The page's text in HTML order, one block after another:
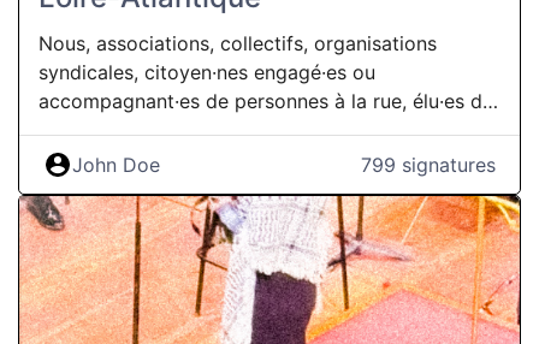
Nous, associations, collectifs, organisations
syndicales, citoyen·nes engagé·es ou
accompagnant·es de personnes à la rue, élu·es de
Loire-Atlantique, demandons à Monsieur Fabrice
Rigoulet-Roze, Préfet de Loire-Atlantique, de
sortir enfin du silence face aux nombreuses
alertes que nous lui faisons parvenir depuis des
années sur la situation urgente des personnes
sans logement digne et d’assumer l’illégalité des
politiques menées par ses services dans notre
département. Il est urgent d’obtenir enfin les
John Doe 799 signatures